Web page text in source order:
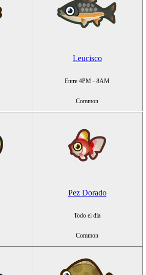
Leucisco
Entre 4PM - 8AM
Common
Pez Dorado
Todo el día
Common